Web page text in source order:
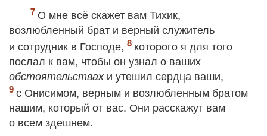
О мне всё скажет вам Тихик,
возлюбленный брат и верный служитель
и сотрудник в Господе,
которого я для того
послал к вам, чтобы он узнал о ваших
обстоятельствахи утешил сердца ваши,
с Онисимом, верным и возлюбленным братом
нашим, который от вас. Они расскажут вам
о всем здешнем.